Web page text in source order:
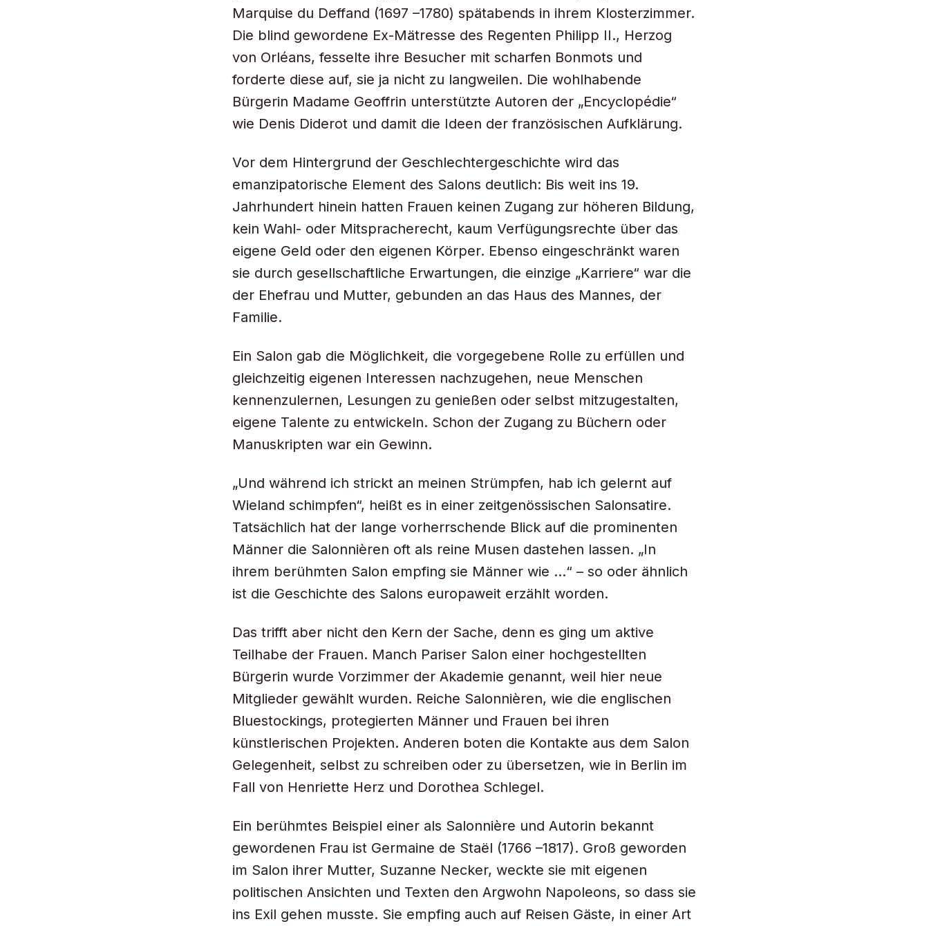
Marquise du Deffand (1697 –1780) spätabends in ihrem Klosterzimmer.
Die blind gewordene Ex-Mätresse des Regenten Philipp II., Herzog
von Orléans, fesselte ihre Besucher mit scharfen Bonmots und
forderte diese auf, sie ja nicht zu langweilen. Die wohlhabende
Bürgerin Madame Geoffrin unterstützte Autoren der „Encyclopédie“
wie Denis Diderot und damit die Ideen der französischen Aufklärung.
Vor dem Hintergrund der Geschlechtergeschichte wird das
emanzipatorische Element des Salons deutlich: Bis weit ins 19.
Jahrhundert hinein hatten Frauen keinen Zugang zur höheren Bildung,
kein Wahl- oder Mitspracherecht, kaum Verfügungsrechte über das
eigene Geld oder den eigenen Körper. Ebenso eingeschränkt waren
sie durch gesellschaftliche Erwartungen, die einzige „Karriere“ war die
der Ehefrau und Mutter, gebunden an das Haus des Mannes, der
Familie.
Ein Salon gab die Möglichkeit, die vorgegebene Rolle zu erfüllen und
gleichzeitig eigenen Interessen nachzugehen, neue Menschen
kennenzulernen, Lesungen zu genießen oder selbst mitzugestalten,
eigene Talente zu entwickeln. Schon der Zugang zu Büchern oder
Manuskripten war ein Gewinn.
„Und während ich strickt an meinen Strümpfen, hab ich gelernt auf
Wieland schimpfen“, heißt es in einer zeitgenössischen Salonsatire.
Tatsächlich hat der lange vorherrschende Blick auf die prominenten
Männer die Salonnièren oft als reine Musen dastehen lassen. „In
ihrem berühmten Salon empfing sie Männer wie …“ – so oder ähnlich
ist die Geschichte des Salons europaweit erzählt worden.
Das trifft aber nicht den Kern der Sache, denn es ging um aktive
Teilhabe der Frauen. Manch Pariser Salon einer hochgestellten
Bürgerin wurde Vorzimmer der Akademie genannt, weil hier neue
Mitglieder gewählt wurden. Reiche Salonnièren, wie die englischen
Bluestockings, protegierten Männer und Frauen bei ihren
künstlerischen Projekten. Anderen boten die Kontakte aus dem Salon
Gelegenheit, selbst zu schreiben oder zu übersetzen, wie in Berlin im
Fall von Henriette Herz und Dorothea Schlegel.
Ein berühmtes Beispiel einer als Salonnière und Autorin bekannt
gewordenen Frau ist Germaine de Staël (1766 –1817). Groß geworden
im Salon ihrer Mutter, Suzanne Necker, weckte sie mit eigenen
politischen Ansichten und Texten den Argwohn Napoleons, so dass sie
ins Exil gehen musste. Sie empfing auch auf Reisen Gäste, in einer Art